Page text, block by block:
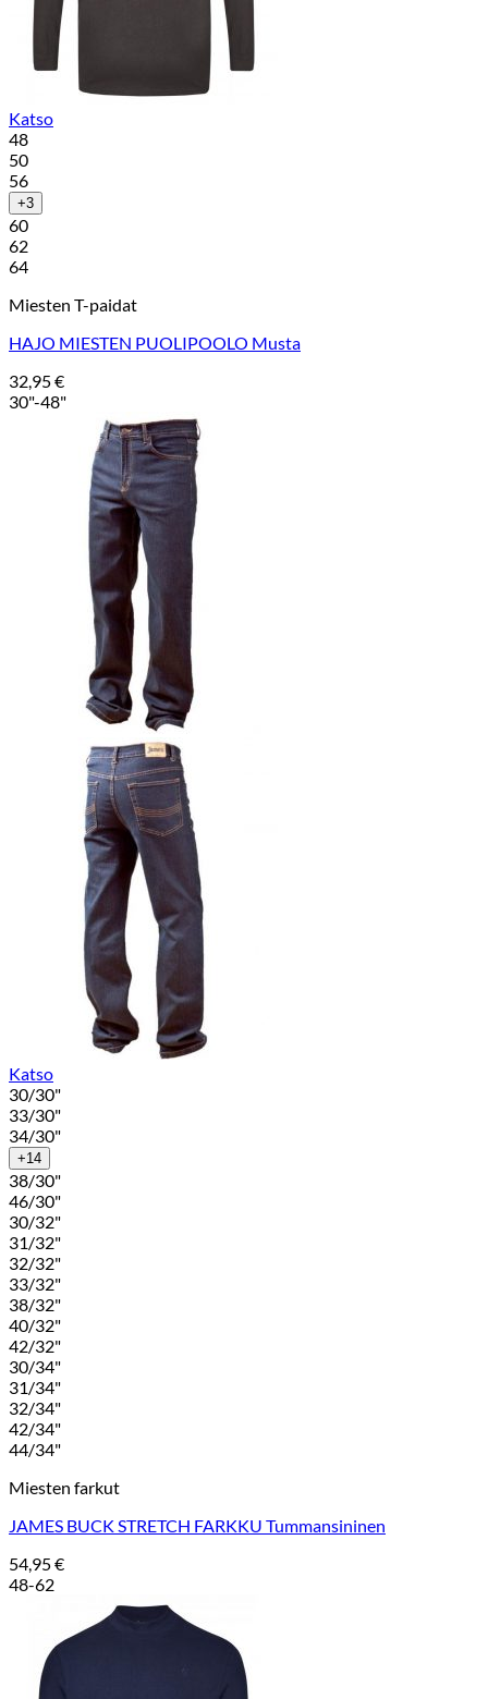
Katso
48
50
56
+3
60
62
64
Miesten T-paidat
HAJO MIESTEN PUOLIPOOLO Musta
32,95€
30"-48"
Katso
30/30"
33/30"
34/30"
+14
38/30"
46/30"
30/32"
31/32"
32/32"
33/32"
38/32"
40/32"
42/32"
30/34"
31/34"
32/34"
42/34"
44/34"
Miesten farkut
JAMES BUCK STRETCH FARKKU Tummansininen
54,95€
48-62